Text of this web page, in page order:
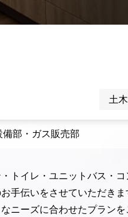
土
備部・ガス販売部
トイレ・ユニットバス・
手伝いをさせていただきま
ニーズに合わせたプランを